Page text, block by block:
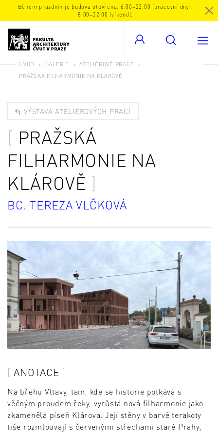
Během prázdnin je budova otevřena: 6.00–22.00 (pracovní dny),
8.00–22.00 (víkend).
ÚVOD GALERIE
ATELIÉROVÉ PRÁCE
PRAŽSKÁ FILHARMONIE NA KLÁROVĚ
VÝSTAVA ATELIÉROVÝCH PRACÍ
PRAŽSKÁ
FILHARMONIE NA
KLÁROVĚ
BC. TEREZA VLČKOVÁ
ANOTACE
Na břehu Vltavy, tam, kde se historie potkává s
věčným proudem řeky, vyrůstá nová filharmonie jako
zkamenělá píseň Klárova. Její stěny v barvě terakoty
tiše rozmlouvají s červenými střechami staré Prahy,